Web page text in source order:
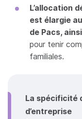
L’allocation
est élargie
de Pacs,
pour tenir
familiales.
La spécificité
d’entreprise